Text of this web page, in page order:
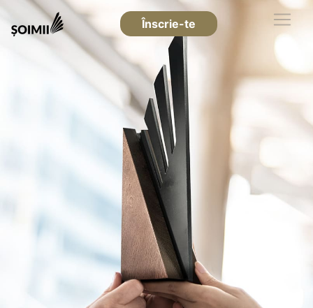
Înscrie-te